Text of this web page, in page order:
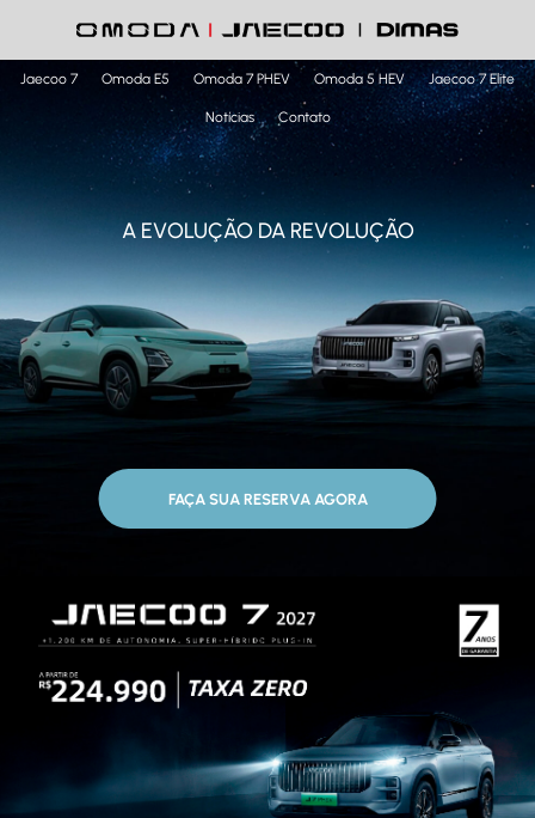
Jaecoo 7 Omoda E5 Omoda 7 PHEV Omoda 5 HEV Jaecoo 7 Elite
Notícias Contato
A EVOLUÇÃO DA REVOLUÇÃO
FAÇA SUA RESERVA AGORA